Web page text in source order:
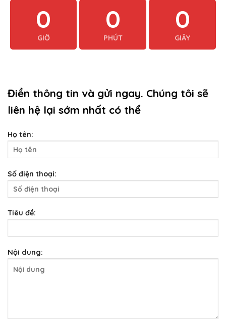
0
GIỜ
0
PHÚT
0
GIÂY
Điền thông tin và gửi ngay. Chúng tôi sẽ
liên hệ lại sớm nhất có thể
Họ tên:
Số điện thoại:
Tiêu đề:
Nội dung: